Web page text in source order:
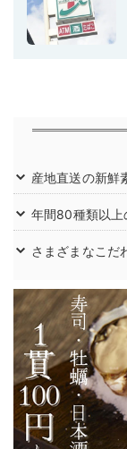
産地直送の新鮮
年間80種類以上
さまざまなこだ